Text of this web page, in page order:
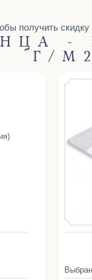
скидку
-
Г/М2